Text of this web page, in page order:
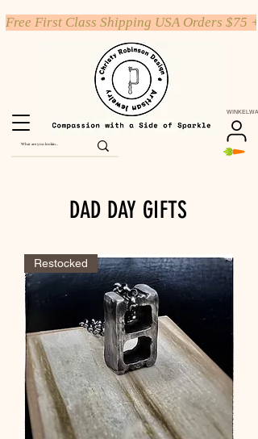
Free First Class Shipping USA Orders $75 +
DAD DAY GIFTS
Restocked